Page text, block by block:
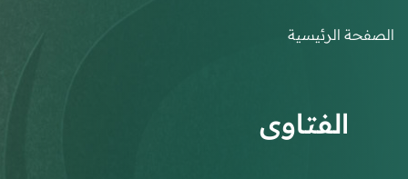
الصفحة الرئيسية
الفتاوى